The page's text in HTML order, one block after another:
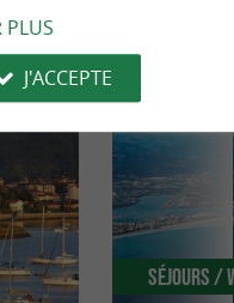
POUR VOUS
Séjours /
PLUS
J'ACCEPTE